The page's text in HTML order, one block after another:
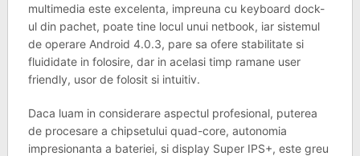
multimedia este excelenta, impreuna cu keyboard dock-
ul din pachet, poate tine locul unui netbook, iar sistemul
de operare Android 4.0.3, pare sa ofere stabilitate si
fluididate in folosire, dar in acelasi timp ramane user
friendly, usor de folosit si intuitiv.
Daca luam in considerare aspectul profesional, puterea
de procesare a chipsetului quad-core, autonomia
impresionanta a bateriei, si display Super IPS+, este greu